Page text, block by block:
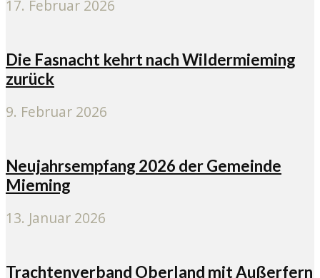
17. Februar 2026
Die Fasnacht kehrt nach Wildermieming
zurück
9. Februar 2026
Neujahrsempfang 2026 der Gemeinde
Mieming
13. Januar 2026
Trachtenverband Oberland mit Außerfern